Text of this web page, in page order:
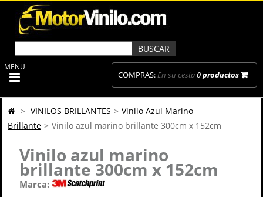
COMPRAS:En su cesta0productos
MENU
> VINILOS BRILLANTES > Vinilo Azul Marino
Brillante > Vinilo azul marino brillante 300cm x 152cm
Vinilo azul marino
brillante 300cm x 152cm
Marca: